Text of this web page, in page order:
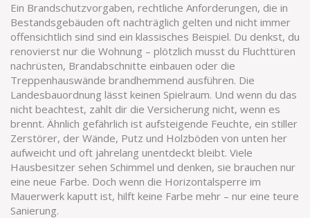
Ein Brandschutzvorgaben, rechtliche Anforderungen, die in
Bestandsgebäuden oft nachträglich gelten und nicht immer
offensichtlich sind sind ein klassisches Beispiel. Du denkst, du
renovierst nur die Wohnung – plötzlich musst du Fluchttüren
nachrüsten, Brandabschnitte einbauen oder die
Treppenhauswände brandhemmend ausführen. Die
Landesbauordnung lässt keinen Spielraum. Und wenn du das
nicht beachtest, zahlt dir die Versicherung nicht, wenn es
brennt. Ähnlich gefährlich ist aufsteigende Feuchte, ein stiller
Zerstörer, der Wände, Putz und Holzböden von unten her
aufweicht und oft jahrelang unentdeckt bleibt. Viele
Hausbesitzer sehen Schimmel und denken, sie brauchen nur
eine neue Farbe. Doch wenn die Horizontalsperre im
Mauerwerk kaputt ist, hilft keine Farbe mehr – nur eine teure
Sanierung.